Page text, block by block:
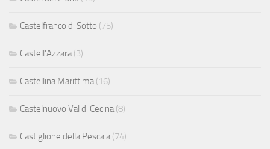
Castelfranco di Sotto (75)
Castell'Azzara (3)
Castellina Marittima (16)
Castelnuovo Val di Cecina (8)
Castiglione della Pescaia (74)